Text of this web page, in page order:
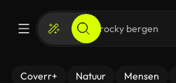
Coverr+ Natuur Mensen